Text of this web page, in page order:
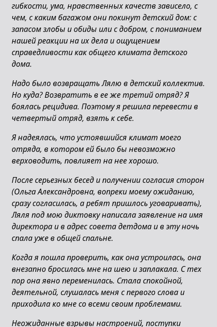
гибкости, ума, нравственных качеств зависело, с
чем, с каким багажом они покинут детский дом: с
запасом злобы и обиды или с добром, с пониманием
нашей реакции на их дела и ощущением
справедливости как общего климата детского
дома.
Надо было возвращать Лялю в детский коллектив.
Но куда? Возвратить в ее же третий отряд? Я
боялась рецидива. Поэтому я решила перевести в
четвертый отряд, взять к себе.
Я надеялась, что устоявшийся климат моего
отряда, в котором ей было бы невозможно
верховодить, повлияет на нее хорошо.
После серьезных бесед и получении согласия сторон
(Ольга Александровна, вопреки моему ожиданию,
сразу согласилась, а ребят пришлось уговаривать),
Ляля под мою диктовку написала заявление на имя
директора и в адрес совета детдома и в эту ночь
спала уже в общей спальне.
Когда я пошла проверить, как она устроилась, она
внезапно бросилась мне на шею и заплакала. С тех
пор она явно переменилась. Стала спокойной,
деятельной, слушалась меня с первого слова и
приходила ко мне со всеми своим проблемами.
Неожиданные взрывы настроений, поступки